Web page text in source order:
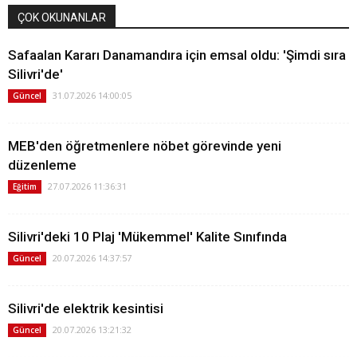
ÇOK OKUNANLAR
Safaalan Kararı Danamandıra için emsal oldu: 'Şimdi sıra
Silivri'de'
Güncel 31.07.2026 14:00:05
MEB'den öğretmenlere nöbet görevinde yeni
düzenleme
Eğitim 27.07.2026 11:36:31
Silivri'deki 10 Plaj 'Mükemmel' Kalite Sınıfında
Güncel 20.07.2026 14:37:57
Silivri'de elektrik kesintisi
Güncel 20.07.2026 13:21:32